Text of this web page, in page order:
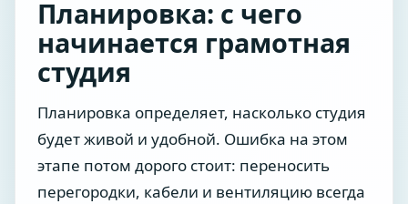
Планировка: с чего
начинается грамотная
студия
Планировка определяет, насколько студия
будет живой и удобной. Ошибка на этом
этапе потом дорого стоит: переносить
перегородки, кабели и вентиляцию всегда